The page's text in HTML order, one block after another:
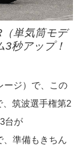
単気筒モデ
3秒アップ！
ージ）で、この
筑波選手権第2
台が
、準備もきちん